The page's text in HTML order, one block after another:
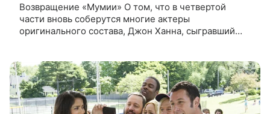
Возвращение «Мумии» О том, что в четвертой
части вновь соберутся многие актеры
оригинального состава, Джон Ханна, сыгравший